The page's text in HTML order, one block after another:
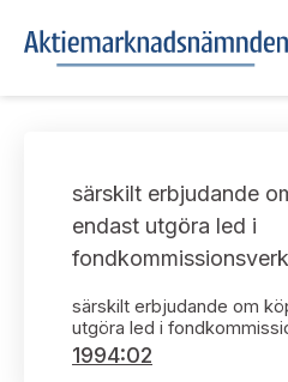
Om oss
Vårt uppdrag
Informationsgivning
UTTALANDEN
Om nämndens uttalanden
Framställningar och
Takeover-regler för
handelsplattformar
AKTUELLT
särskilt erbjudande
endast utgöra led i
särskilt erbjudande om
utgöra led i
1994:02